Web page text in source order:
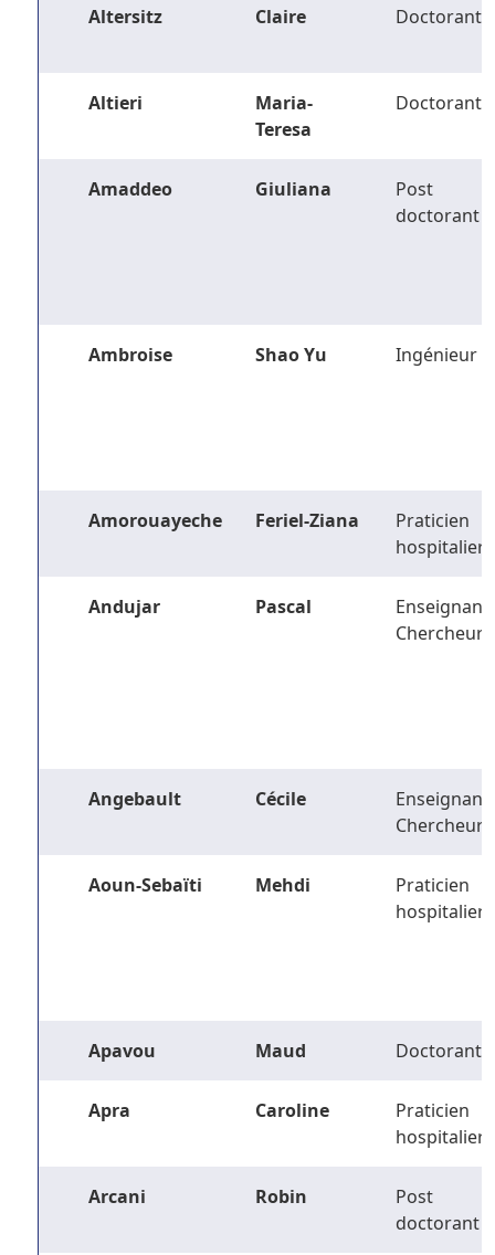
Altersitz Claire Doctorant
Altieri
Maria-
Teresa
Doctorant
Amaddeo Giuliana
Post
doctorant
Ambroise Shao Yu Ingénieur
Amorouayeche Feriel-Ziana
Praticien
hospitalier
Andujar Pascal
Enseignant-
Chercheur
Angebault Cécile
Enseignant-
Chercheur
Aoun-Sebaïti Mehdi
Praticien
hospitalier
Apavou Maud Doctorant
Apra Caroline
Praticien
hospitalier
Arcani Robin
Post
doctorant